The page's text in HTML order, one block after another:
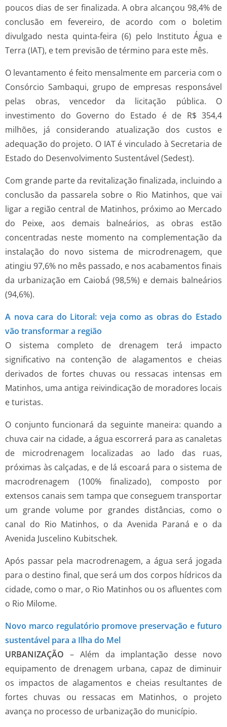
poucos dias de ser finalizada. A obra alcançou 98,4% de
conclusão em fevereiro, de acordo com o boletim
divulgado nesta quinta-feira (6) pelo Instituto Água e
Terra (IAT), e tem previsão de término para este mês.
O levantamento é feito mensalmente em parceria com o
Consórcio Sambaqui, grupo de empresas responsável
pelas obras, vencedor da licitação pública. O
investimento do Governo do Estado é de R$ 354,4
milhões, já considerando atualização dos custos e
adequação do projeto. O IAT é vinculado à Secretaria de
Estado do Desenvolvimento Sustentável (Sedest).
Com grande parte da revitalização finalizada, incluindo a
conclusão da passarela sobre o Rio Matinhos, que vai
ligar a região central de Matinhos, próximo ao Mercado
do Peixe, aos demais balneários, as obras estão
concentradas neste momento na complementação da
instalação do novo sistema de microdrenagem, que
atingiu 97,6% no mês passado, e nos acabamentos finais
da urbanização em Caiobá (98,5%) e demais balneários
(94,6%).
A nova cara do Litoral: veja como as obras do Estado
vão transformar a região
O sistema completo de drenagem terá impacto
significativo na contenção de alagamentos e cheias
derivados de fortes chuvas ou ressacas intensas em
Matinhos, uma antiga reivindicação de moradores locais
e turistas.
O conjunto funcionará da seguinte maneira: quando a
chuva cair na cidade, a água escorrerá para as canaletas
de microdrenagem localizadas ao lado das ruas,
próximas às calçadas, e de lá escoará para o sistema de
macrodrenagem (100% finalizado), composto por
extensos canais sem tampa que conseguem transportar
um grande volume por grandes distâncias, como o
canal do Rio Matinhos, o da Avenida Paraná e o da
Avenida Juscelino Kubitschek.
Após passar pela macrodrenagem, a água será jogada
para o destino final, que será um dos corpos hídricos da
cidade, como o mar, o Rio Matinhos ou os afluentes com
o Rio Milome.
Novo marco regulatório promove preservação e futuro
sustentável para a Ilha do Mel
URBANIZAÇÃO – Além da implantação desse novo
equipamento de drenagem urbana, capaz de diminuir
os impactos de alagamentos e cheias resultantes de
fortes chuvas ou ressacas em Matinhos, o projeto
avança no processo de urbanização do município.